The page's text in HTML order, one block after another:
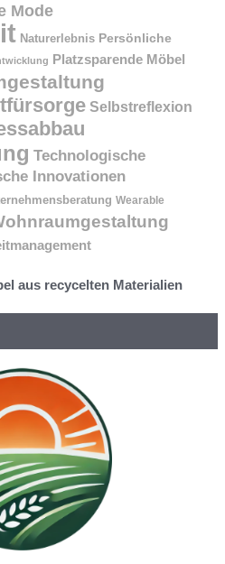
Mode
Naturerlebnis Persönliche
Platzsparende Möbel
Selbstreflexion
Technologische
Innovationen
Wearable
aus recycelten Materialien